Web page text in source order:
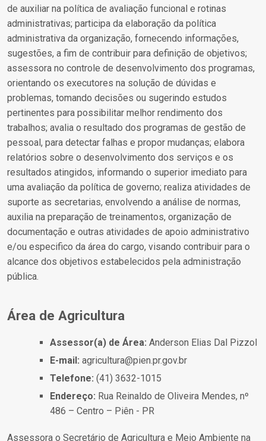
de auxiliar na política de avaliação funcional e rotinas
administrativas; participa da elaboração da política
administrativa da organização, fornecendo informações,
sugestões, a fim de contribuir para definição de objetivos;
assessora no controle de desenvolvimento dos programas,
orientando os executores na solução de dúvidas e
problemas, tomando decisões ou sugerindo estudos
pertinentes para possibilitar melhor rendimento dos
trabalhos; avalia o resultado dos programas de gestão de
pessoal, para detectar falhas e propor mudanças; elabora
relatórios sobre o desenvolvimento dos serviços e os
resultados atingidos, informando o superior imediato para
uma avaliação da política de governo; realiza atividades de
suporte as secretarias, envolvendo a análise de normas,
auxilia na preparação de treinamentos, organização de
documentação e outras atividades de apoio administrativo
e/ou especifico da área do cargo, visando contribuir para o
alcance dos objetivos estabelecidos pela administração
pública.
Área de Agricultura
Assessor(a) de Área: Anderson Elias Dal Pizzol
E-mail: agricultura@pien.pr.gov.br
Telefone: (41) 3632-1015
Endereço: Rua Reinaldo de Oliveira Mendes, nº
486 – Centro – Piên - PR
Assessora o Secretário de Agricultura e Meio Ambiente na